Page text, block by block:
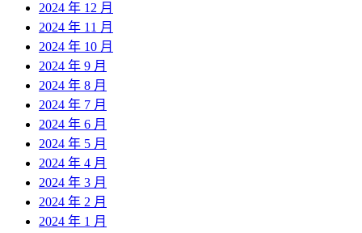
2024 年 12 月
2024 年 11 月
2024 年 10 月
2024 年 9 月
2024 年 8 月
2024 年 7 月
2024 年 6 月
2024 年 5 月
2024 年 4 月
2024 年 3 月
2024 年 2 月
2024 年 1 月